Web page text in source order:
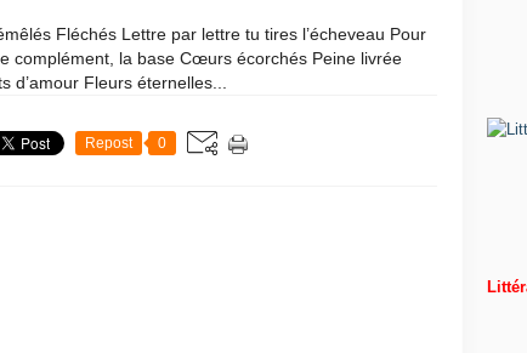
Fléchés Lettre par lettre tu tires l’écheveau Pour
complément, la base Cœurs écorchés Peine livrée
Fleurs éternelles...
Repost 0